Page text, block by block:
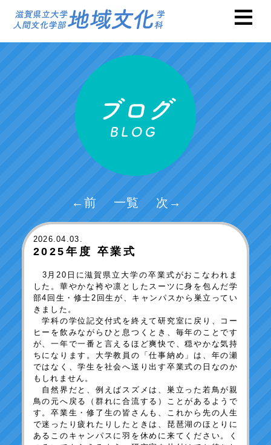
←前 一覧 次→
2026.04.03.
2025年度 卒業式
3月20日に滋賀県立大学の卒業式がおこなわれま
した。華やかな袴や凛としたスーツに身を包んだ学
部4回生・修士2回生が、キャンパスから巣立ってい
きました。
学科の学位記交付式を終えて研究室に戻り、コー
ヒーを飲みながらひと息つくとき、毎年のことです
が、一年で一番と言えるほど爽快で、穏やかな気持
ちになります。大学教員の「仕事納め」は、年の瀬
ではなく、学生を社会へ送り出す卒業式の日なのか
もしれません。
自然界だと、例えばスズメは、巣立った若鳥が親
鳥の元へ戻る（群れに合流する）ことがあるようで
す。卒業生・修了生の皆さんも、これから先の人生
で迷ったり疲れたりしたときは、琵琶湖のほとりに
あるこのキャンパスに羽を休めに来てください。く